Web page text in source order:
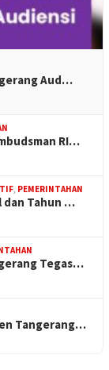
Aud…
RI…
, PEMERINTAHAN
dan Tahun …
Tegas…
Tangerang…